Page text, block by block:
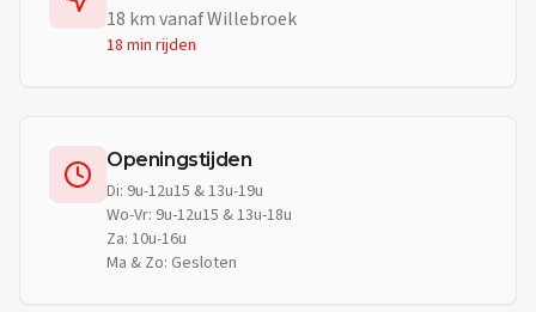
18 km vanafWillebroek
18 min rijden
Openingstijden
Di: 9u-12u15 & 13u-19u
Wo-Vr: 9u-12u15 & 13u-18u
Za: 10u-16u
Ma & Zo: Gesloten